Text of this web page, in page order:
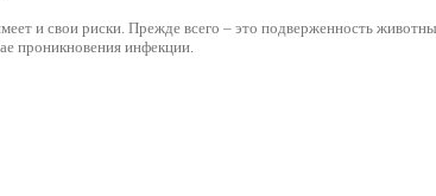
и свои риски. Прежде всего – это подверженность
проникновения инфекции.